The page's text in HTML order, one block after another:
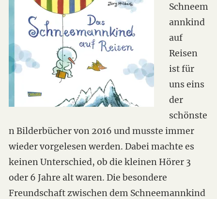
Schneem
annkind
auf
Reisen
ist für
uns eins
der
schönste
n Bilderbücher von 2016 und musste immer
wieder vorgelesen werden. Dabei machte es
keinen Unterschied, ob die kleinen Hörer 3
oder 6 Jahre alt waren. Die besondere
Freundschaft zwischen dem Schneemannkind